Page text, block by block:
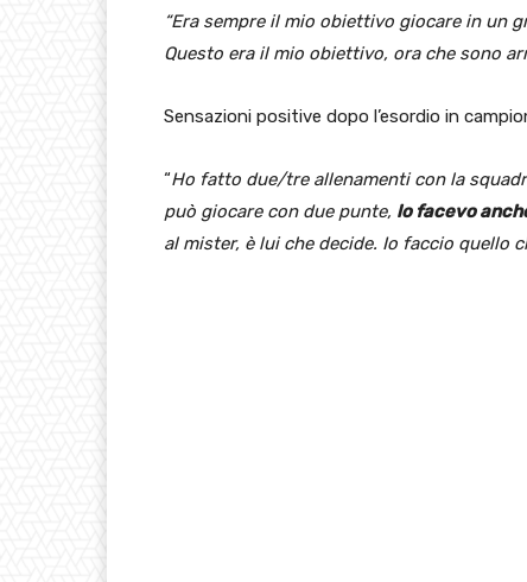
“Era sempre il mio obiettivo giocare in un
Questo era il mio obiettivo, ora che sono
Sensazioni positive dopo l’esordio in
“Ho fatto due/tre allenamenti con la
può giocare con due punte, lo facevo
al mister, è lui che decide. Io faccio quello